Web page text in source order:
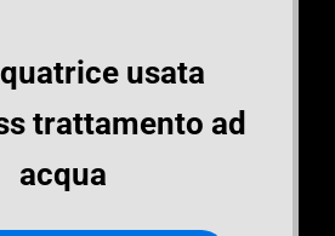
usata
trattamento ad
acqua